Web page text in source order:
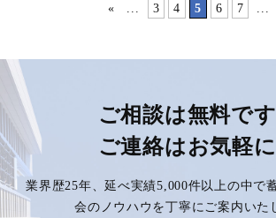
« ... 3 4 5 6 7 ...
ご相談は無料です
ご連絡はお気軽に
業界歴25年、延べ実績5,000件以上の中で
会のノウハウを丁寧にご案内いた